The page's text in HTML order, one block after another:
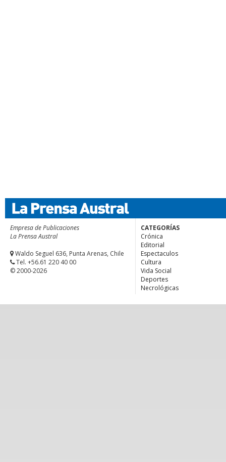
Empresa de Publicaciones
La Prensa Austral
Waldo Seguel 636, Punta Arenas, Chile
Tel. +56.61 220 40 00
© 2000-2026
CATEGORÍAS
Crónica
Editorial
Espectaculos
Cultura
Vida Social
Deportes
Necrológicas